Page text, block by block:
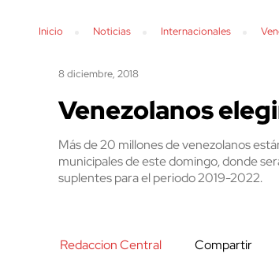
Inicio Noticias Internacionales
8 diciembre, 2018
Venezolanos
Más de 20 millones de venezolanos
municipales de este domingo, donde
suplentes para el periodo 2019-2022.
Redaccion Central
Compartir